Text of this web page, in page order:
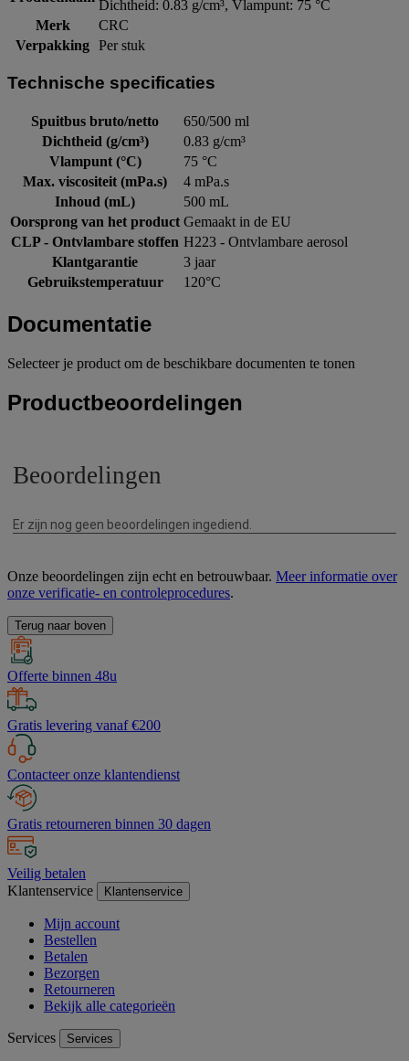
Dichtheid: 0.83 g/cm³, Vlampunt: 75 °C
Merk
CRC
Verpakking Per stuk
Technische specificaties
Spuitbus bruto/netto
650/500 ml
Dichtheid (g/cm³)
0.83 g/cm³
Vlampunt (°C)
75 °C
Max. viscositeit (mPa.s)
4 mPa.s
Inhoud (mL)
500 mL
Oorsprong van het product Gemaakt in de EU
CLP - Ontvlambare stoffen H223 - Ontvlambare aerosol
Klantgarantie
3 jaar
Gebruikstemperatuur
120°C
Documentatie
Selecteer je product om de beschikbare documenten te tonen
Productbeoordelingen
Onze beoordelingen zijn echt en betrouwbaar. Meer informatie over
onze verificatie- en controleprocedures.
Terug naar boven
Offerte binnen 48u
Gratis levering vanaf €200
Contacteer onze klantendienst
Gratis retourneren binnen 30 dagen
Veilig betalen
Klantenservice
Klantenservice
Mijn account
Bestellen
Betalen
Bezorgen
Retourneren
Bekijk alle categorieën
Services Services